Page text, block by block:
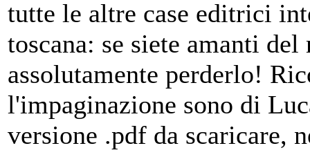
tutte le altre case editrici
toscana: se siete amanti
assolutamente perderlo!
l'impaginazione sono di
versione .pdf da scaricare,